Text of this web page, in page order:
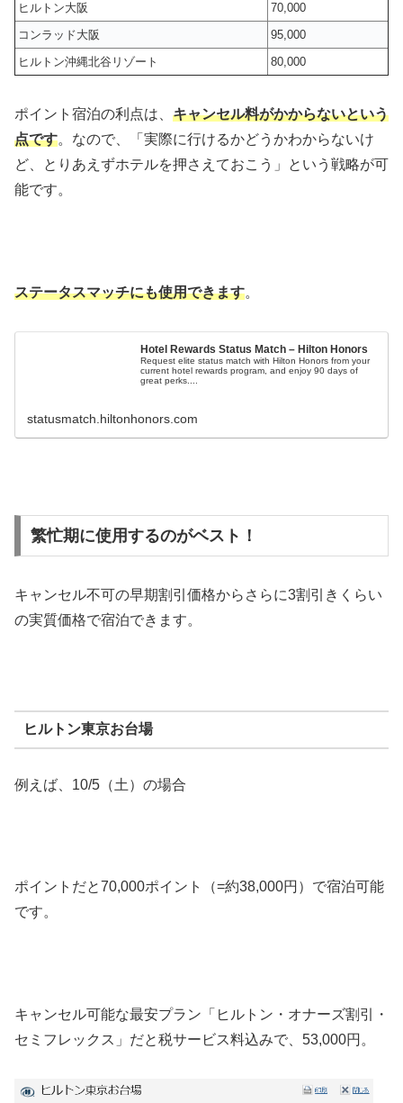
ヒルトン大阪
70,000
コンラッド大阪
95,000
ヒルトン沖縄北谷リゾート
80,000
ポイント宿泊の利点は、 キャンセル料がかからないという
点です。なので、「実際に行けるかどうかわからないけ
ど、とりあえずホテルを押さえておこう」という戦略が可
能です。
ステータスマッチにも使用できます。
Hotel Rewards Status Match – Hilton Honors
Request elite status match with Hilton Honors from your
current hotel rewards program, and enjoy 90 days of
great perks....
statusmatch.hiltonhonors.com
繁忙期に使用するのがベスト！
キャンセル不可の早期割引価格からさらに3割引きくらい
の実質価格で宿泊できます。
ヒルトン東京お台場
例えば、10/5（土）の場合
ポイントだと70,000ポイント（=約38,000円）で宿泊可能
です。
キャンセル可能な最安プラン「ヒルトン・オナーズ割引・
セミフレックス」だと税サービス料込みで、53,000円。